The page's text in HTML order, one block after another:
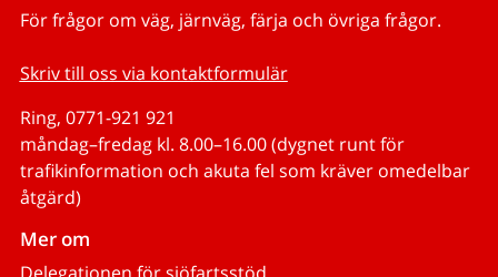
För frågor om väg, järnväg, färja och övriga frågor.
Skriv till oss via kontaktformulär
Ring, 0771-921 921
måndag–fredag kl. 8.00–16.00 (dygnet runt för
trafikinformation och akuta fel som kräver omedelbar
åtgärd)
Mer om